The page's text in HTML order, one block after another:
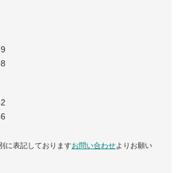
に表記しておりますお問い合わせよりお願い